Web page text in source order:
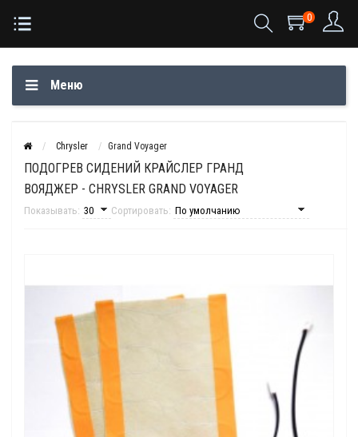
0
Меню
Chrysler Grand Voyager
ПОДОГРЕВ СИДЕНИЙ КРАЙСЛЕР ГРАНД
ВОЯДЖЕР - CHRYSLER GRAND VOYAGER
Показывать: Сортировать: